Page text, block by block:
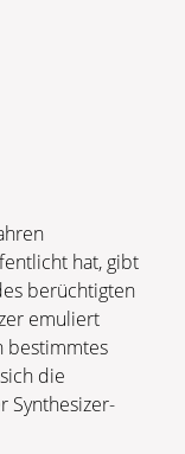
hat, gibt
berüchtigten
emuliert
bestimmtes
die
Synthesizer-